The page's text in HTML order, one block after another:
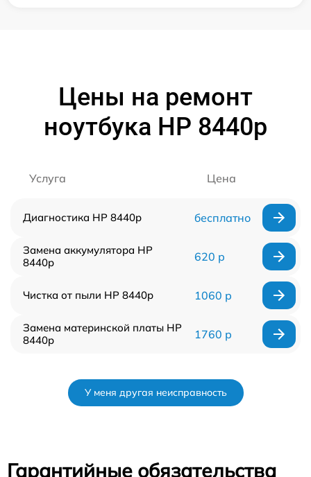
Цены на ремонт
ноутбука HP 8440p
Услуга Цена
Диагностика HP 8440p бесплатно
Замена аккумулятора HP
8440p
620 р
Чистка от пыли HP 8440p 1060 р
Замена материнской платы HP
8440p
1760 р
У меня другая неисправность
Гарантийные обязательства